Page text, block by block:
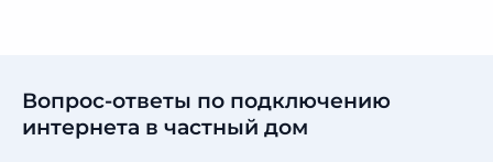
Вопрос-ответы по подключению
интернета в частный дом